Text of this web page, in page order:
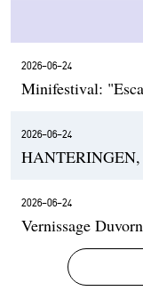
2026-06-24
Minifestival:
2026-06-24
2026-06-24
Vernissage